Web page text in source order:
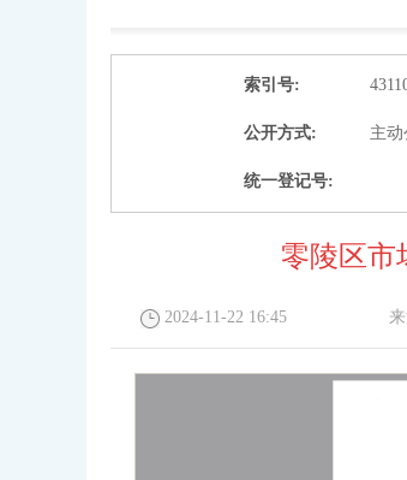
索引号:
公开方式: 主
统一登记号:
零陵区市
2024-11-22 16:45